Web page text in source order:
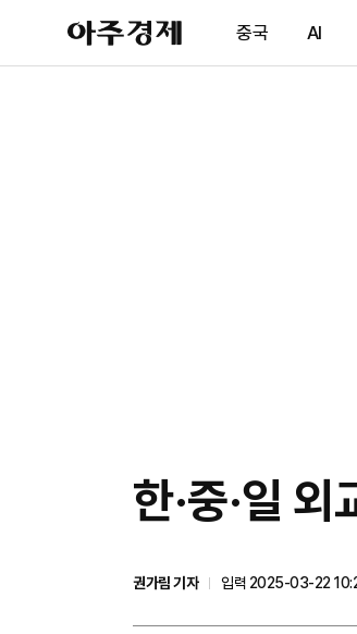
아
주
제
중국 AI
한·중·일
권가림 기자
입력 2025-03-22